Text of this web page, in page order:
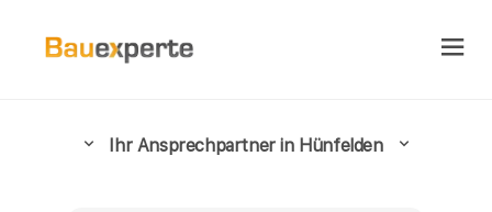
Ihr Ansprechpartner in Hünfelden